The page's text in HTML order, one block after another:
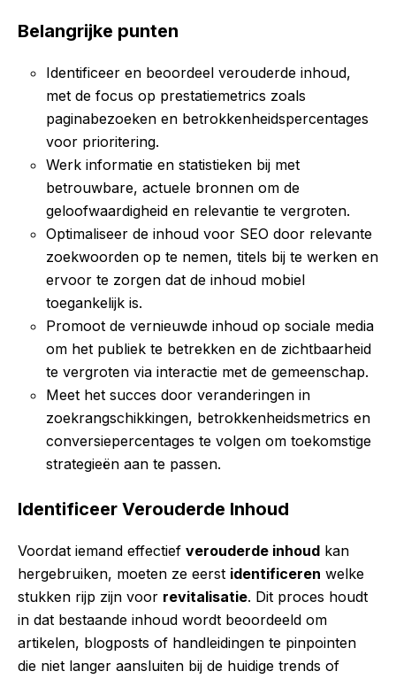
Belangrijke punten
Identificeer en beoordeel verouderde inhoud,
met de focus op prestatiemetrics zoals
paginabezoeken en betrokkenheidspercentages
voor prioritering.
Werk informatie en statistieken bij met
betrouwbare, actuele bronnen om de
geloofwaardigheid en relevantie te vergroten.
Optimaliseer de inhoud voor SEO door relevante
zoekwoorden op te nemen, titels bij te werken en
ervoor te zorgen dat de inhoud mobiel
toegankelijk is.
Promoot de vernieuwde inhoud op sociale media
om het publiek te betrekken en de zichtbaarheid
te vergroten via interactie met de gemeenschap.
Meet het succes door veranderingen in
zoekrangschikkingen, betrokkenheidsmetrics en
conversiepercentages te volgen om toekomstige
strategieën aan te passen.
Identificeer Verouderde Inhoud
Voordat iemand effectief verouderde inhoud kan
hergebruiken, moeten ze eerst identificeren welke
stukken rijp zijn voor revitalisatie. Dit proces houdt
in dat bestaande inhoud wordt beoordeeld om
artikelen, blogposts of handleidingen te pinpointen
die niet langer aansluiten bij de huidige trends of